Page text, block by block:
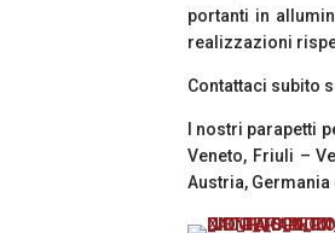
portanti in
realizzazioni
Contattaci subito
I nostri parapetti
Veneto, Friuli –
Austria, Germania